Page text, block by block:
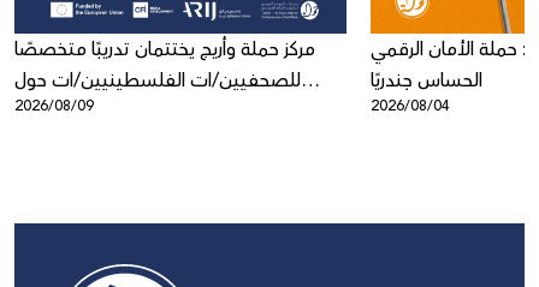
مركز حملة وأريج يختتمان تدريبًا متخصصًا
للصحفيين/ات الفلسطينيين/ات حول
التحقيق باستخدام المصادر المفتوحة
2026/08/09
حملة الأمان الرقمي
الحساس جندريًا
2026/08/04